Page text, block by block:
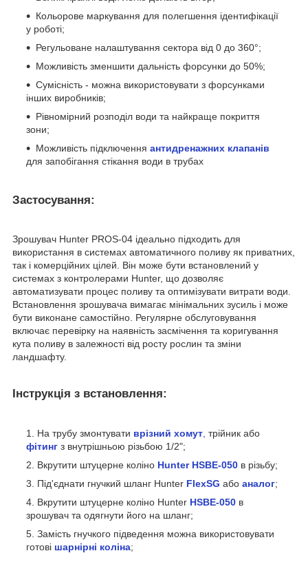
Кольорове маркування для полегшення ідентифікації
у роботі;
Регульоване налаштування сектора від 0 до 360°;
Можливість зменшити дальність форсунки до 50%;
Сумісність - можна використовувати з форсунками
інших виробників;
Рівномірний розподіл води та найкраще покриття
зони;
Можливість підключення антидренажних клапанів
для запобігання стікання води в трубах
Застосування:
Зрошувач Hunter PROS-04 ідеально підходить для
використання в системах автоматичного поливу як приватних,
так і комерційних цілей. Він може бути встановлений у
системах з контролерами Hunter, що дозволяє
автоматизувати процес поливу та оптимізувати витрати води.
Встановлення зрошувача вимагає мінімальних зусиль і може
бути виконане самостійно. Регулярне обслуговування
включає перевірку на наявність засмічення та коригування
кута поливу в залежності від росту рослин та зміни
ландшафту.
Інструкція з встановлення:
На трубу змонтувати врізний хомут, трійник або
фітинг з внутрішньою різьбою 1/2";
Вкрутити штуцерне коліно Hunter HSBE-050 в різьбу;
Під'єднати гнучкий шланг Hunter FlexSG або аналог;
Вкрутити штуцерне коліно Hunter HSBE-050 в
зрошувач та одягнути його на шланг;
Замість гнучкого підведення можна використовувати
готові шарнірні коліна;